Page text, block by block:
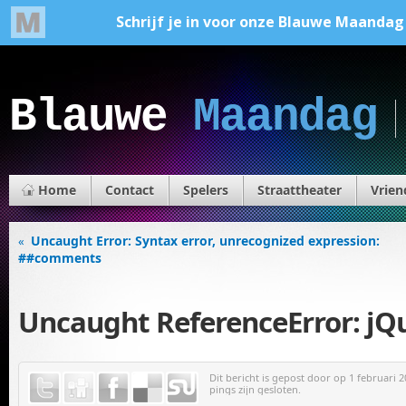
BlauweMaandag
Home Contact Spelers Straattheater
« Uncaught Error: Syntax error, unrecognized expression:
##comments
Uncaught ReferenceError:
Dit bericht is gepost door op 1 februari
pings zijn gesloten.